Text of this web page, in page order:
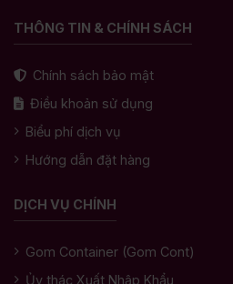
THÔNG TIN & CHÍNH SÁCH
Chính sách bảo mật
Điều khoản sử dụng
Biểu phí dịch vụ
Hướng dẫn đặt hàng
DỊCH VỤ CHÍNH
Gom Container (Gom Cont)
Ủy thác Xuất Nhập Khẩu